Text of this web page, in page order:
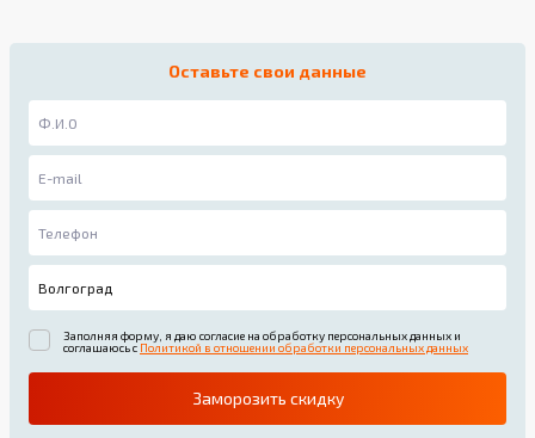
Оставьте свои данные
Заполняя форму, я даю согласие на обработку персональных данных и
соглашаюсь с Политикой в отношении обработки персональных данных
Заморозить скидку